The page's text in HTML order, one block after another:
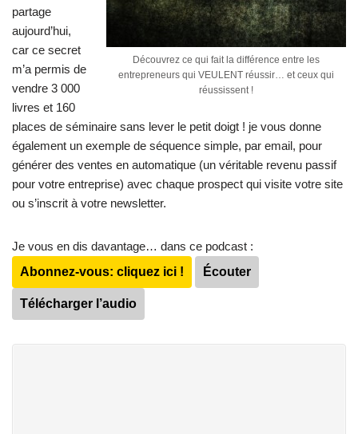
Découvrez ce qui fait la différence entre les
entrepreneurs qui VEULENT réussir… et ceux qui
réussissent !
partage
aujourd’hui,
car ce secret
m’a permis de
vendre 3 000
livres et 160
places de séminaire sans lever le petit doigt ! je vous donne
également un exemple de séquence simple, par email, pour
générer des ventes en automatique (un véritable revenu passif
pour votre entreprise) avec chaque prospect qui visite votre site
ou s’inscrit à votre newsletter.
Je vous en dis davantage… dans ce podcast :
Abonnez-vous: cliquez ici !
Écouter
Télécharger l’audio